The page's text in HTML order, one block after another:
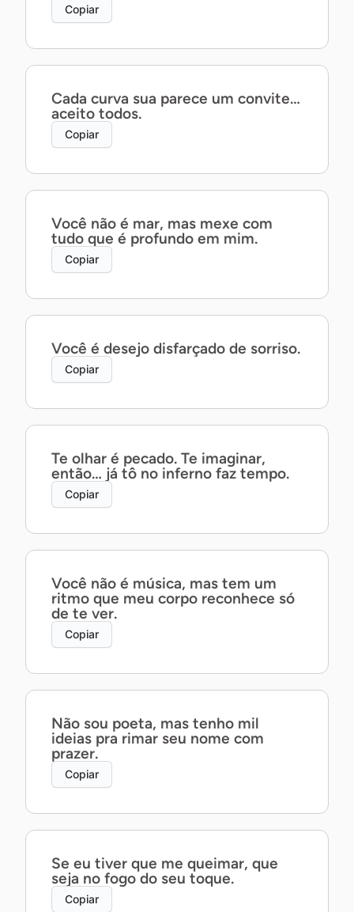
Copiar
Cada curva sua parece um convite…
aceito todos.
Copiar
Você não é mar, mas mexe com
tudo que é profundo em mim.
Copiar
Você é desejo disfarçado de sorriso.
Copiar
Te olhar é pecado. Te imaginar,
então… já tô no inferno faz tempo.
Copiar
Você não é música, mas tem um
ritmo que meu corpo reconhece só
de te ver.
Copiar
Não sou poeta, mas tenho mil
ideias pra rimar seu nome com
prazer.
Copiar
Se eu tiver que me queimar, que
seja no fogo do seu toque.
Copiar